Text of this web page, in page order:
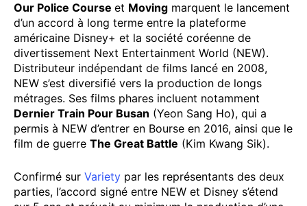
Our Police Course et Moving marquent le lancement
d’un accord à long terme entre la plateforme
américaine Disney+ et la société coréenne de
divertissement Next Entertainment World (NEW).
Distributeur indépendant de films lancé en 2008,
NEW s’est diversifié vers la production de longs
métrages. Ses films phares incluent notamment
Dernier Train Pour Busan (Yeon Sang Ho), qui a
permis à NEW d’entrer en Bourse en 2016, ainsi que le
film de guerre The Great Battle (Kim Kwang Sik).
Confirmé sur Variety par les représentants des deux
parties, l’accord signé entre NEW et Disney s’étend